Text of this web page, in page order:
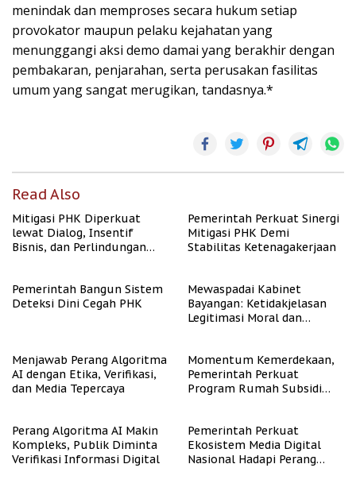
menindak dan memproses secara hukum setiap
provokator maupun pelaku kejahatan yang
menunggangi aksi demo damai yang berakhir dengan
pembakaran, penjarahan, serta perusakan fasilitas
umum yang sangat merugikan, tandasnya.*
Read Also
Mitigasi PHK Diperkuat
lewat Dialog, Insentif
Bisnis, dan Perlindungan
Pemerintah Perkuat Sinergi
Mitigasi PHK Demi
Stabilitas Ketenagakerjaan
Pemerintah Bangun Sistem
Deteksi Dini Cegah PHK
Mewaspadai Kabinet
Bayangan: Ketidakjelasan
Legitimasi Moral dan
Menjawab Perang Algoritma
AI dengan Etika, Verifikasi,
dan Media Tepercaya
Momentum Kemerdekaan,
Pemerintah Perkuat
Program Rumah Subsidi
Perang Algoritma AI Makin
Kompleks, Publik Diminta
Verifikasi Informasi Digital
Pemerintah Perkuat
Ekosistem Media Digital
Nasional Hadapi Perang